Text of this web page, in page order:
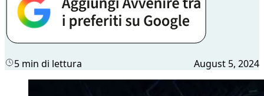
5 min di lettura August 5, 2024